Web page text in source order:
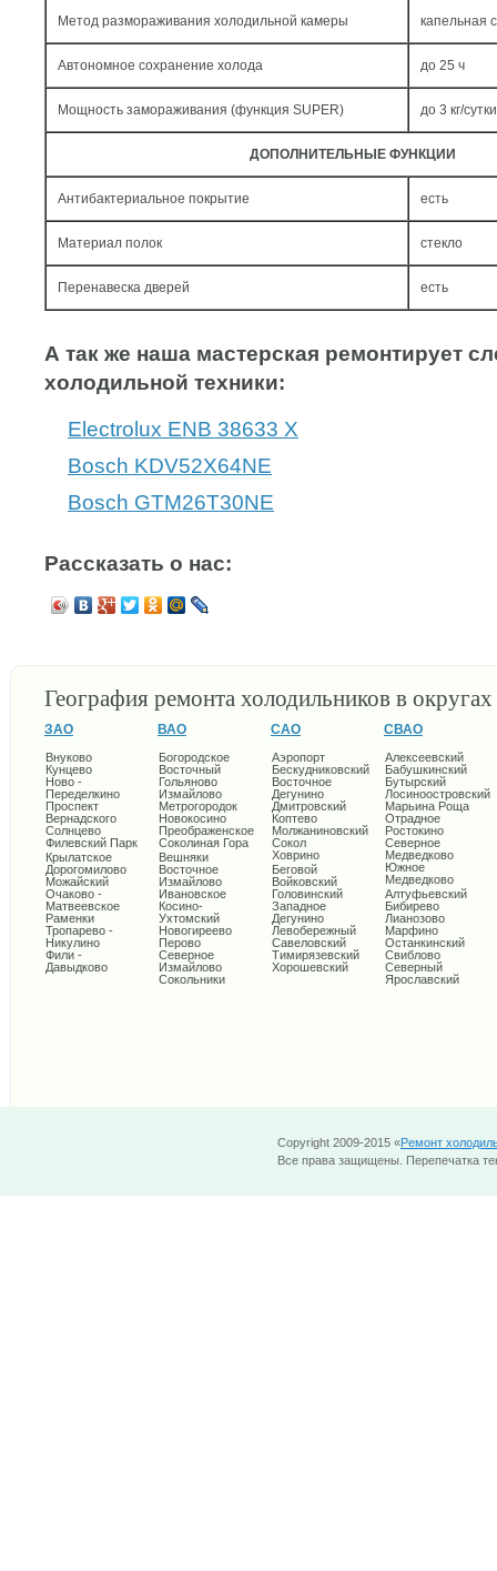
Метод размораживания холодильной камеры капельная
Автономное сохранение холода до 25 ч
Мощность замораживания (функция SUPER) до 3 кг/cутки
ДОПОЛНИТЕЛЬНЫЕ ФУНКЦИИ
Антибактериальное покрытие есть
Материал полок стекло
Перенавеска дверей есть
А так же наша мастерская ремонтирует
холодильной техники:
Electrolux ENB 38633 X
Bosch KDV52X64NE
Bosch GTM26T30NE
Рассказать о нас:
География ремонта холодильников в
ЗАО
Внуково
Кунцево
Ново -
Переделкино
Проспект
Вернадского
Солнцево
Филевский Парк
Крылатское
Дорогомилово
Можайский
Очаково -
Матвеевское
Раменки
Тропарево -
Никулино
Фили -
Давыдково
ВАО
Богородское
Восточный
Гольяново
Измайлово
Метрогородок
Новокосино
Преображенское
Соколиная Гора
Вешняки
Восточное
Измайлово
Ивановское
Косино-
Ухтомский
Новогиреево
Перово
Северное
Измайлово
Сокольники
САО
Аэропорт
Бескудниковский
Восточное
Дегунино
Дмитровский
Коптево
Молжаниновский
Сокол
Ховрино
Беговой
Войковский
Головинский
Западное
Дегунино
Левобережный
Савеловский
Тимирязевский
Хорошевский
СВАО
Алексеевский
Бабушкинский
Бутырский
Лосиноостровский
Марьина Роща
Отрадное
Ростокино
Северное
Медведково
Южное
Медведково
Алтуфьевский
Бибирево
Лианозово
Марфино
Останкинский
Свиблово
Северный
Ярославский
Copyright 2009-2015 «Ремонт
Все права защищены. Перепечатка